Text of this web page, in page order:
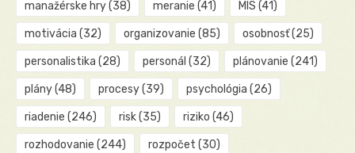
manažérske hry(38) meranie (41) MIS (41)
motivácia (32) organizovanie (85) osobnosť(25)
personalistika (28) personál (32) plánovanie (241)
plány(48) procesy(39) psychológia (26)
riadenie (246) risk(35) riziko (46)
rozhodovanie (244) rozpočet (30)